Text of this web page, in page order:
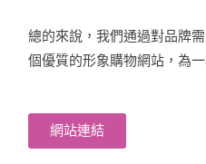
總的來說，我們通過對品牌
個優質的形象購物網站，為
網站連結